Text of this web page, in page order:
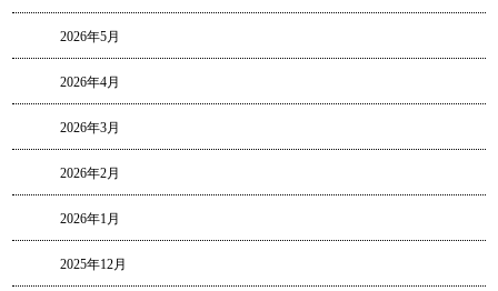
2026年5月
2026年4月
2026年3月
2026年2月
2026年1月
2025年12月